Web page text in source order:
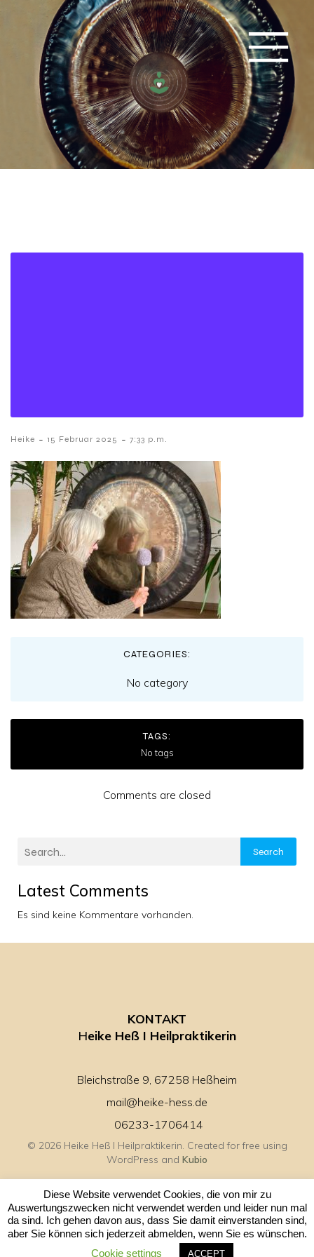
Heike - 15 Februar 2025 - 7:33 p.m.
CATEGORIES:
No category
TAGS:
No tags
Comments are closed
Search
Latest Comments
Es sind keine Kommentare vorhanden.
KONTAKT
Heike Heß I Heilpraktikerin
Bleichstraße 9, 67258 Heßheim
mail@heike-hess.de
06233-1706414
© 2026 Heike Heß I Heilpraktikerin. Created for free using
WordPress and Kubio
Diese Website verwendet Cookies, die von mir zu
Auswertungszwecken nicht verwendet werden und leider nun mal
da sind. Ich gehen davon aus, dass Sie damit einverstanden sind,
aber Sie können sich jederzeit abmelden, wenn Sie es wünschen.
Cookie settings
ACCEPT